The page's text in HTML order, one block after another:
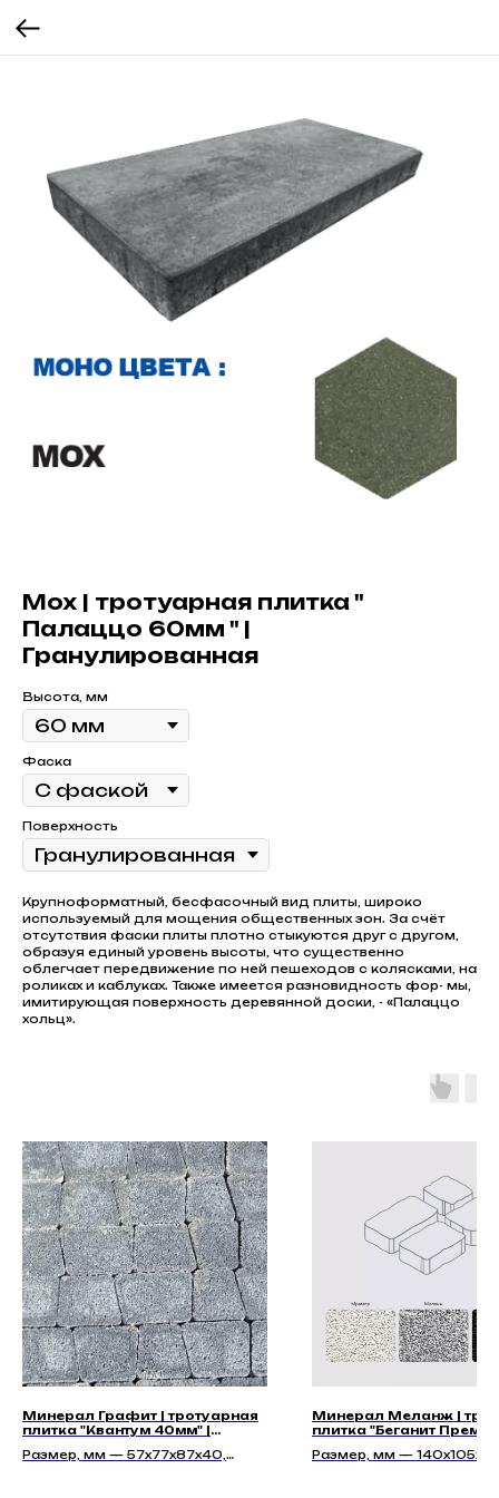
Мох | тротуарная плитка "
Палаццо 60мм " |
Гранулированная
Высота, мм
Фаска
Поверхность
Крупноформатный, бесфасочный вид плиты, широко
используемый для мощения общественных зон. За счёт
отсутствия фаски плиты плотно стыкуются друг с другом,
образуя единый уровень высоты, что существенно
облегчает передвижение по ней пешеходов с колясками, на
роликах и каблуках. Также имеется разновидность фор- мы,
имитирующая поверхность деревянной доски, - «Палаццо
хольц».
Минерал Графит | тротуарная
плитка "Квантум 40мм" |
Размер, мм — 57х77х87х40,
Минерал Меланж |
плитка "Беганит
Размер, мм —